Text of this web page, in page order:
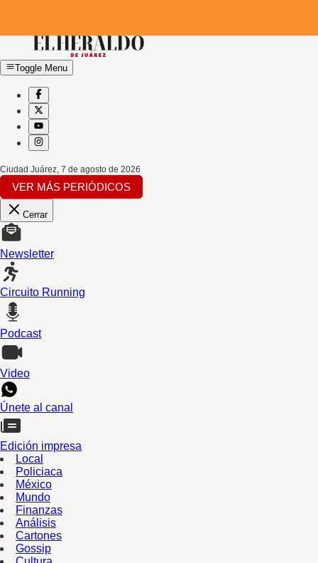
Toggle Menu
Ciudad Juárez 7 de agosto de 2026
VER MÁS PERIÓDICOS
Cerrar
Newsletter
Circuito Running
Podcast
Video
Únete al canal
Edición impresa
Local
Policiaca
México
Mundo
Finanzas
Análisis
Cartones
Gossip